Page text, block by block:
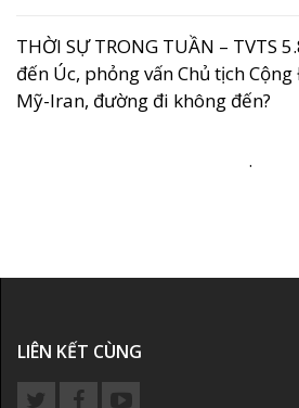
THỜI SỰ TRONG TUẦN – TVTS
đến Úc, phỏng vấn Chủ tịch
Mỹ-Iran, đường đi không đến?
.
LIÊN KẾT CÙNG